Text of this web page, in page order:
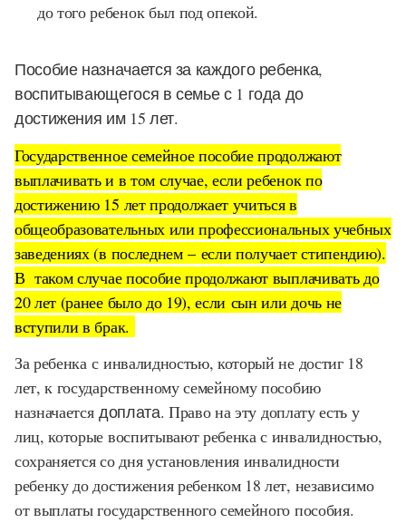
до того ребенок был под опекой.
Пособие назначается за каждого ребенка,
воспитывающегося в семье с 1 года до
достижения им 15 лет.
Государственное семейное пособие продолжают
выплачивать и в том случае, если ребенок по
достижению 15 лет продолжает учиться в
общеобразовательных или профессиональных учебных
заведениях (в последнем – если получает стипендию).
В таком случае пособие продолжают выплачивать до
20 лет (ранее было до 19), если сын или дочь не
вступили в брак.
За ребенка с инвалидностью, который не достиг 18
лет, к государственному семейному пособию
назначаетсядоплата. Право на эту доплату есть у
лиц, которые воспитывают ребенка с инвалидностью,
сохраняется со дня установления инвалидности
ребенку до достижения ребенком 18 лет, независимо
от выплаты государственного семейного пособия.